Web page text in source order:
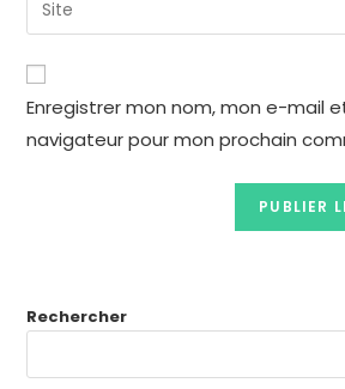
Enregistrer mon nom, mon e-mail
navigateur pour mon prochain
Rechercher